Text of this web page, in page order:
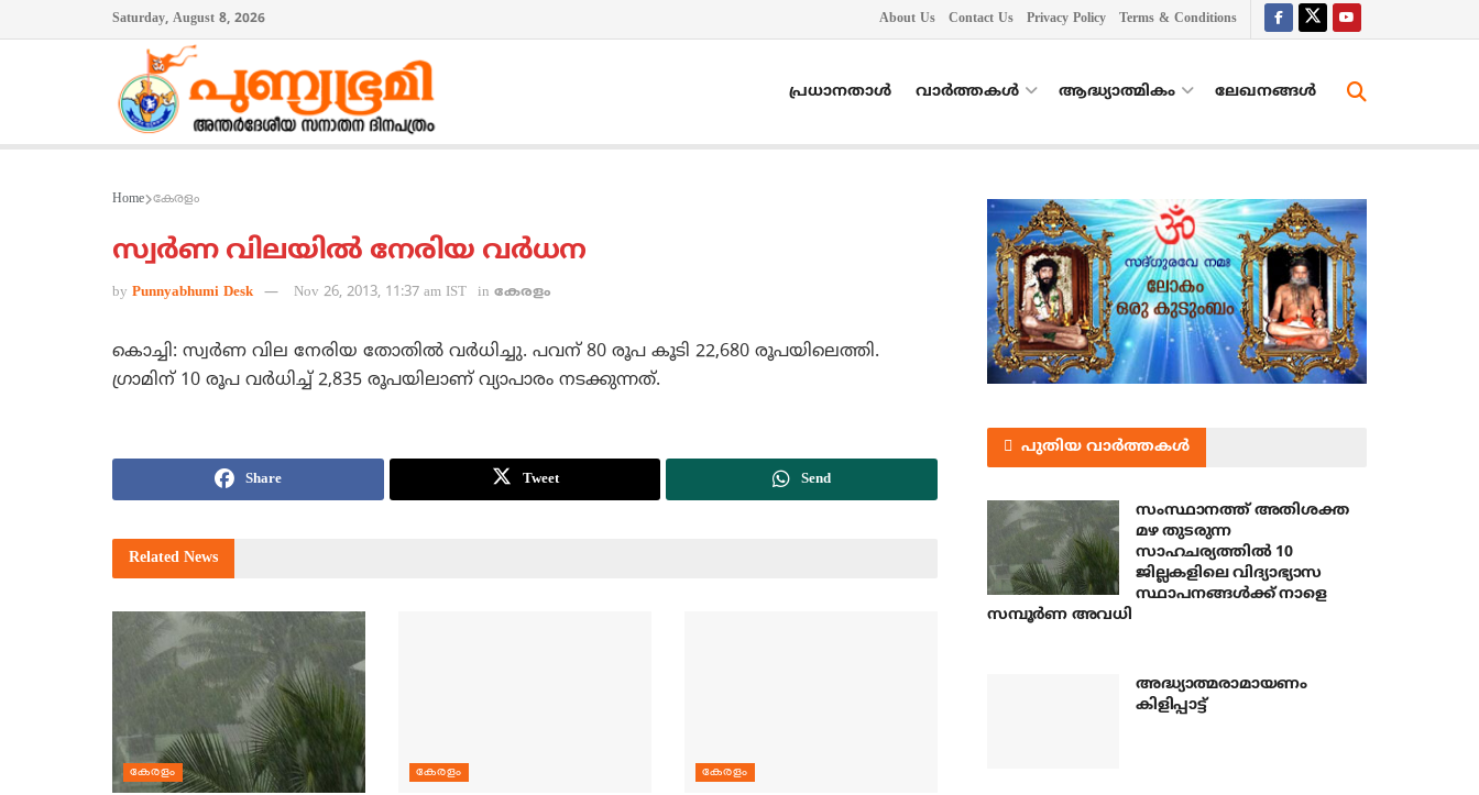
Saturday, August 8, 2026 About Us Contact Us Privacy Policy Terms & Conditions
പ്രധാനതാൾ വാർത്തകൾ ആദ്ധ്യാത്മികം ലേഖനങ്ങള്‍
Home കേരളം
സ്വര്‍ണ വിലയില്‍ നേരിയ വര്‍ധന
by Punnyabhumi Desk Nov 26, 2013, 11:37 am IST in കേരളം
കൊച്ചി: സ്വര്‍ണ വില നേരിയ തോതില്‍ വര്‍ധിച്ചു. പവന് 80 രൂപ കൂടി 22,680 രൂപയിലെത്തി.
ഗ്രാമിന് 10 രൂപ വര്‍ധിച്ച് 2,835 രൂപയിലാണ് വ്യാപാരം നടക്കുന്നത്.
Share Tweet Send
Related News
കേരളം കേരളം കേരളം
പുതിയ വാർത്തകൾ
സംസ്ഥാനത്ത് അതിശക്ത
മഴ തുടരുന്ന
സാഹചര്യത്തിൽ 10
ജില്ലകളിലെ വിദ്യാഭ്യാസ
സ്ഥാപനങ്ങൾക്ക് നാളെ
സമ്പൂർണ അവധി
അദ്ധ്യാത്മരാമായണം
കിളിപ്പാട്ട്